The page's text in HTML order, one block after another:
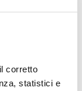
corretto
statistici e
il